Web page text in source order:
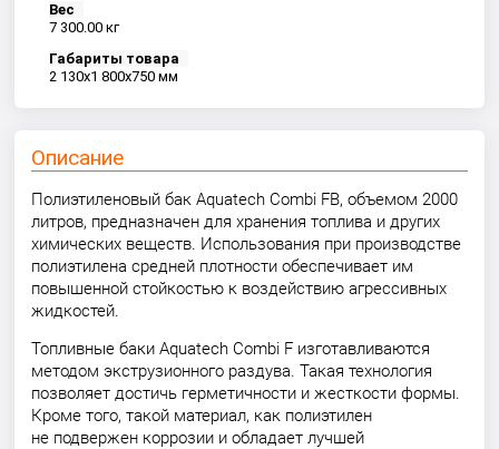
Вес
7 300.00 кг
Габариты товара
2 130x1 800x750 мм
Описание
Полиэтиленовый бак Aquatech Combi FB, объемом 2000
литров, предназначен для хранения топлива и других
химических веществ. Использования при производстве
полиэтилена средней плотности обеспечивает им
повышенной стойкостью к воздействию агрессивных
жидкостей.
Топливные баки Aquatech Combi F изготавливаются
методом экструзионного раздува. Такая технология
позволяет достичь герметичности и жесткости формы.
Кроме того, такой материал, как полиэтилен
не подвержен коррозии и обладает лучшей